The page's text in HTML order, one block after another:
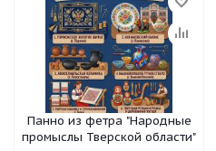
Панно из фетра "Народные
промыслы Тверской области"